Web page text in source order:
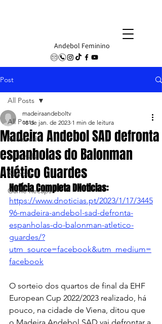
Andebol Feminino
Post
All Posts
Featured
Editorials
Rumors
Game Recaps
All Posts
Madeira Andebol SAD defronta
espanholas do Balonman
Atlético Guardes
madeiraandeboltv
18 de jan. de 2023 1 min de leitura
Notícia Completa DNoticias:
https://www.dnoticias.pt/2023/1/17/3445
96-madeira-andebol-sad-defronta-
espanholas-do-balonman-atletico-
guardes/?
utm_source=facebook&utm_medium=
facebook
O sorteio dos quartos de final da EHF
European Cup 2022/2023 realizado, há
pouco, na cidade de Viena, ditou que